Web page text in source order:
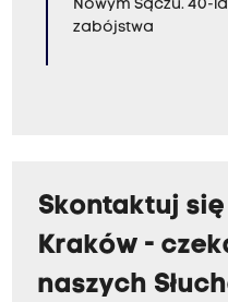
Nowym Sączu. 40-
zabójstwa
Skontaktuj się
Kraków -
naszych